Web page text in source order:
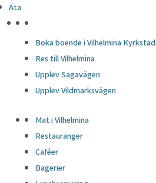
Äta
Boka boende i Vilhelmina Kyrkstad
Res till Vilhelmina
Upplev Sagavägen
Upplev Vildmarksvägen
Mat i Vilhelmina
Restauranger
Caféer
Bagerier